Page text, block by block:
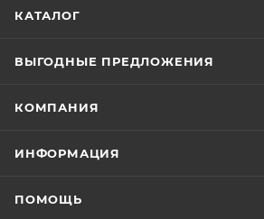
КАТАЛОГ
ВЫГОДНЫЕ ПРЕДЛОЖЕНИЯ
КОМПАНИЯ
ИНФОРМАЦИЯ
ПОМОЩЬ